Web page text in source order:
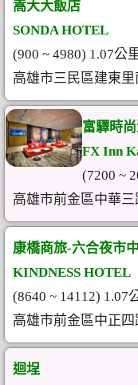
嵩大大飯店
SONDA HOTEL
(900 ~ 4980) 1.07公
高雄市三民區建東
富驛時
FX Inn
(7200 ~
高雄市前金區中華三
康橋商旅-六合夜市
KINDNESS HOTEL
(8640 ~ 14112) 1.07
高雄市前金區中正
迴埕